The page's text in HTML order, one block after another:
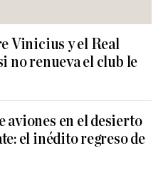
Vinicius y el Real
no renueva el club le
aviones en el desierto
el inédito regreso de